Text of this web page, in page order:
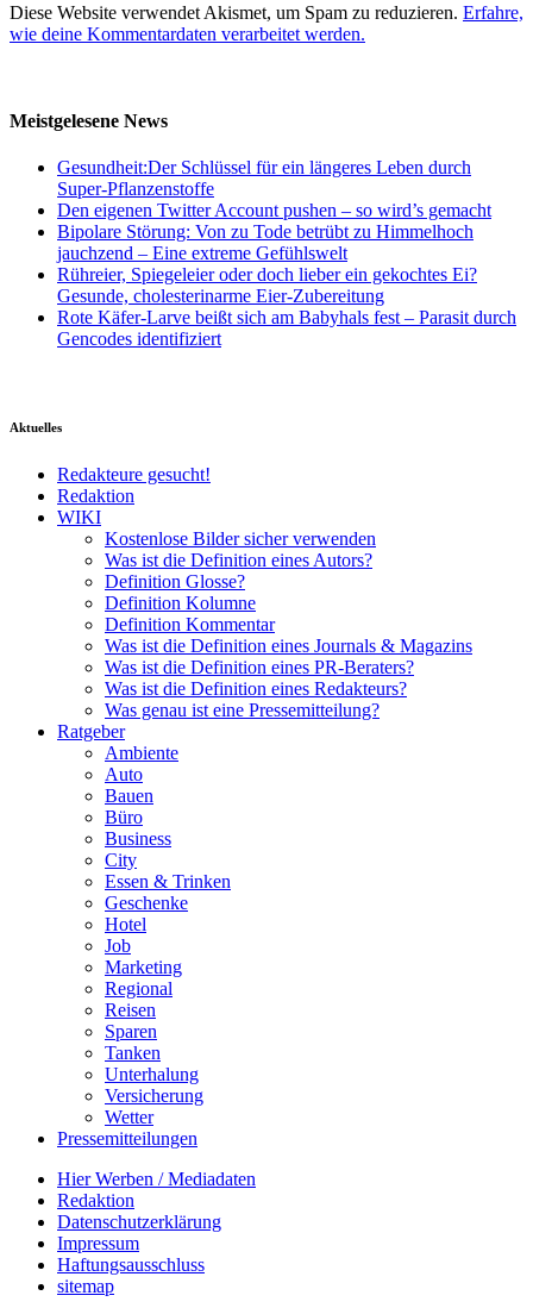
Diese Website verwendet Akismet, um Spam zu reduzieren. Erfahre,
wie deine Kommentardaten verarbeitet werden.
Meistgelesene News
Gesundheit:Der Schlüssel für ein längeres Leben durch
Super-Pflanzenstoffe
Den eigenen Twitter Account pushen – so wird’s gemacht
Bipolare Störung: Von zu Tode betrübt zu Himmelhoch
jauchzend – Eine extreme Gefühlswelt
Rühreier, Spiegeleier oder doch lieber ein gekochtes Ei?
Gesunde, cholesterinarme Eier-Zubereitung
Rote Käfer-Larve beißt sich am Babyhals fest – Parasit durch
Gencodes identifiziert
Aktuelles
Redakteure gesucht!
Redaktion
WIKI
Kostenlose Bilder sicher verwenden
Was ist die Definition eines Autors?
Definition Glosse?
Definition Kolumne
Definition Kommentar
Was ist die Definition eines Journals & Magazins
Was ist die Definition eines PR-Beraters?
Was ist die Definition eines Redakteurs?
Was genau ist eine Pressemitteilung?
Ratgeber
Ambiente
Auto
Bauen
Büro
Business
City
Essen & Trinken
Geschenke
Hotel
Job
Marketing
Regional
Reisen
Sparen
Tanken
Unterhalung
Versicherung
Wetter
Pressemitteilungen
Hier Werben / Mediadaten
Redaktion
Datenschutzerklärung
Impressum
Haftungsausschluss
sitemap